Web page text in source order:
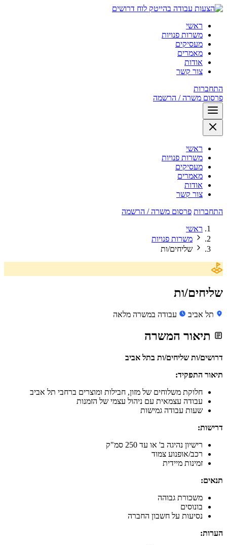
לוח דרושים
ראשי
משרות פנויות
מעסיקים
מאמרים
אודות
צור קשר
התחברות
פרסום משרה / הרשמה
ראשי
משרות פנויות
מעסיקים
מאמרים
אודות
צור קשר
התחברות פרסום משרה / הרשמה
ראשי
משרות פנויות
שליחים/ות
שליחים/ות
תל אביב עבודה במשרה מלאה
תיאור המשרה
דרושים/ות שליחים/ות בתל אביב
תיאור התפקיד:
חלוקת משלוחים של מזון, חבילות ומוצרים ברחבי תל אביב
עבודה עצמאית עם ניהול עצמי של הזמנות
שעות עבודה גמישות
דרישות:
רישיון נהיגה ב' או עד 250 סמ"ק
רכב/אופנוע צמוד
זמינות מיידית
תנאים:
משכורת גבוהה
בונוסים
נסיעות על חשבון החברה
הערות: